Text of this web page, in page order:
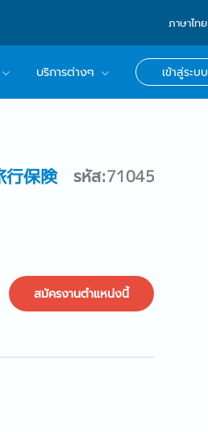
ภาษาไทย
English
日本語
บริการต่างๆ เข้าสู่ระบบ
行保険 รหัส:71045
สมัครงานตำแหน่งนี้